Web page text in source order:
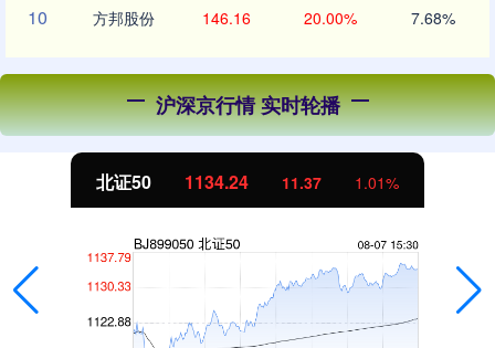
10 方邦股份 146.16 20.00% 7.68%
沪深京行情 实时轮播
北证50 1134.24 11.37 1.01%